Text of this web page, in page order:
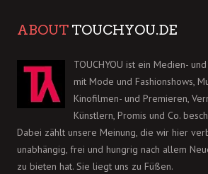
ABOUT TOUCHYOU.DE
TOUCHYOU ist ein Medien-
mit Mode und Fashionshows,
Kinofilmen- und Premieren,
Künstlern, Promis und Co.
Dabei zählt unsere Meinung, die wir hier
unabhängig, frei und hungrig nach allem
zu bieten hat. Sie liegt uns zu Füßen.